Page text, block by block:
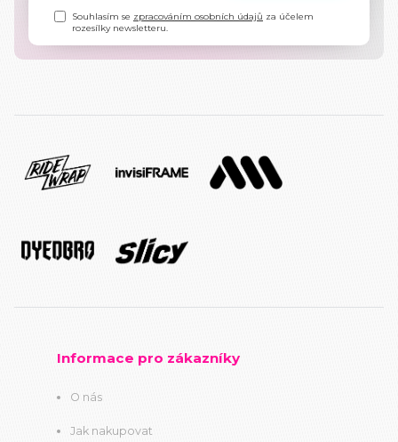
Souhlasím se zpracováním osobních údajů za účelem
rozesílky newsletteru.
Informace pro zákazníky
O nás
Jak nakupovat